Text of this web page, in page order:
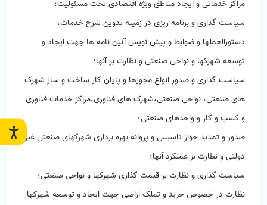
مراکز خدماتی و ایجاد مناطق ویژه اقتصادی تحت مسئولیت؛
سیاست گذاری و برنامه ریزی در زمینه تدوین شرح خدمات،
دستورالعملها و ضوابط و پیش نویس آئین نامه ها جهت ایجاد و
توسعه شهرکها و نواحی صنعتی و نظارت بر آنها؛
سیاست گذاری و صدور انواع مجوزها و پایان کار ساخت و ساز شهرک
های صنعتی، نواحی صنعتی،شهرک های فناوری،مراکز خدمات فناوری
و کسب و کار و واحدهای صنعتی؛
صدور و تمدید جواز تاسیس و پروانه بهره برداری شهرکهای صنعتی غیر
دولتی و نظارت بر عملکرد آنها؛
سیاست گذاری و نظارت بر قیمت گذاری شهرکها و نواحی صنعتی؛
نظارت در خصوص خرید و تملک اراضی جهت ایجاد و توسعه شهرکها